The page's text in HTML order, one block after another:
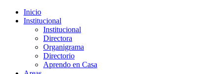
Inicio
Institucional
Institucional
Directora
Organigrama
Directorio
Aprendo en Casa